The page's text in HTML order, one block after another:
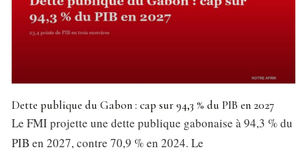
Dette publique du Gabon : cap sur 94,3 % du PIB en 2027
Le FMI projette une dette publique gabonaise à 94,3 % du
PIB en 2027, contre 70,9 % en 2024. Le